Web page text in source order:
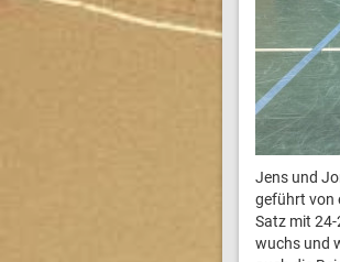
Jens und
geführt von
Satz mit
wuchs und